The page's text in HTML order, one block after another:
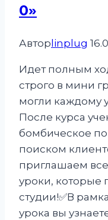
0»
Автор linplug
Идет полным
строго в мини
могли каждому
После курса
бомбическое
поиском
приглашаем
уроки, которые
студии!✅️В
урока вы